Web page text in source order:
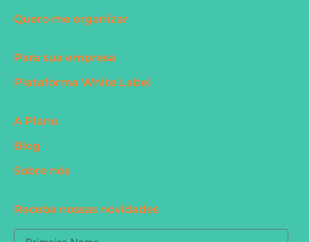
Quero me organizar
Para sua empresa
Plataforma White Label
A Plano
Blog
Sobre nós
Receba nossas novidades